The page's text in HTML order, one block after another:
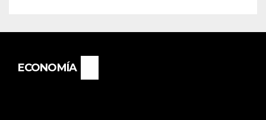
ECONOMÍA